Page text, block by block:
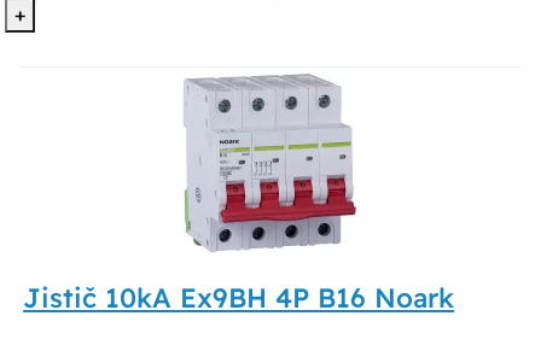
+
Jistič 10kA Ex9BH 4P B16 Noark